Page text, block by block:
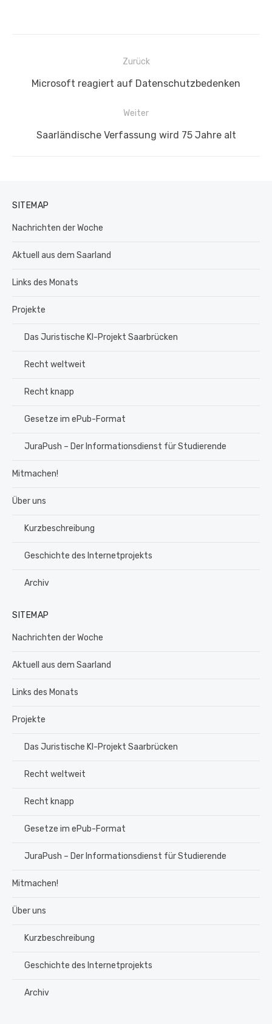
Beitragsnavigation
Zurück
Vorheriger
Microsoft reagiert auf Datenschutzbedenken
Weiter
Nächster
Saarländische Verfassung wird 75 Jahre alt
SITEMAP
Nachrichten der Woche
Aktuell aus dem Saarland
Links des Monats
Projekte
Das Juristische KI-Projekt Saarbrücken
Recht weltweit
Recht knapp
Gesetze im ePub-Format
JuraPush – Der Informationsdienst für Studierende
Mitmachen!
Über uns
Kurzbeschreibung
Geschichte des Internetprojekts
Archiv
SITEMAP
Nachrichten der Woche
Aktuell aus dem Saarland
Links des Monats
Projekte
Das Juristische KI-Projekt Saarbrücken
Recht weltweit
Recht knapp
Gesetze im ePub-Format
JuraPush – Der Informationsdienst für Studierende
Mitmachen!
Über uns
Kurzbeschreibung
Geschichte des Internetprojekts
Archiv